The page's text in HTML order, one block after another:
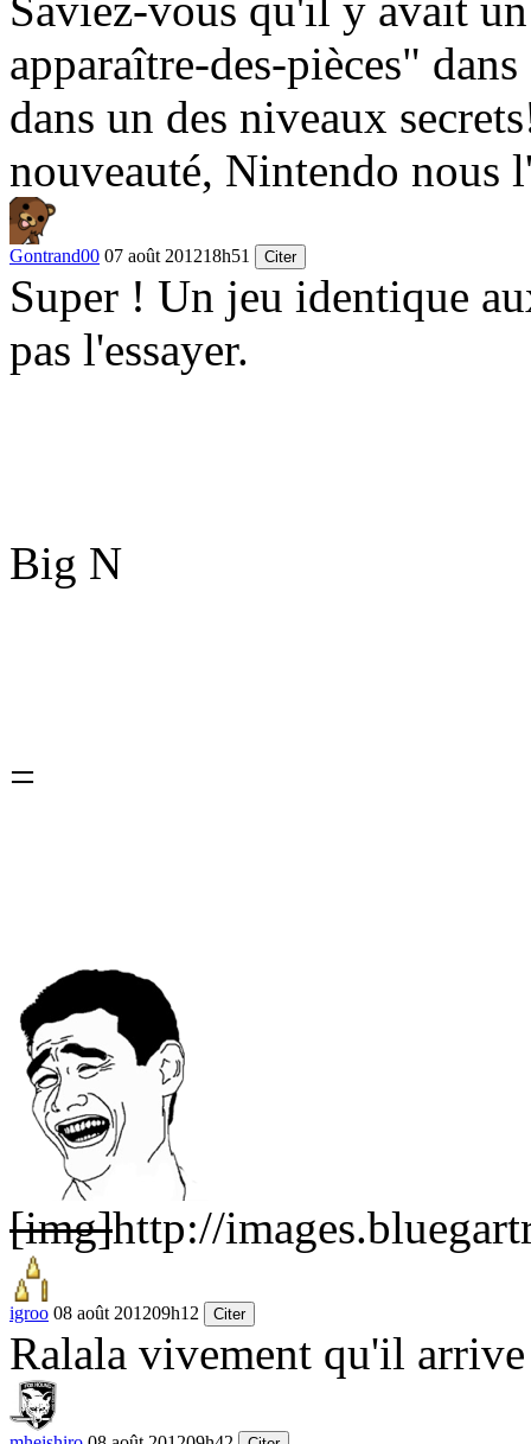
Saviez-vous qu'il y avait
apparaître-des-pièces"
dans un des niveaux
nouveauté, Nintendo nous
Gontrand00 07 août 201218h51 Citer
Super ! Un jeu identique
pas l'essayer.
Big N
=
[img]http://
igroo 08 août 201209h12 Citer
Ralala vivement qu'il